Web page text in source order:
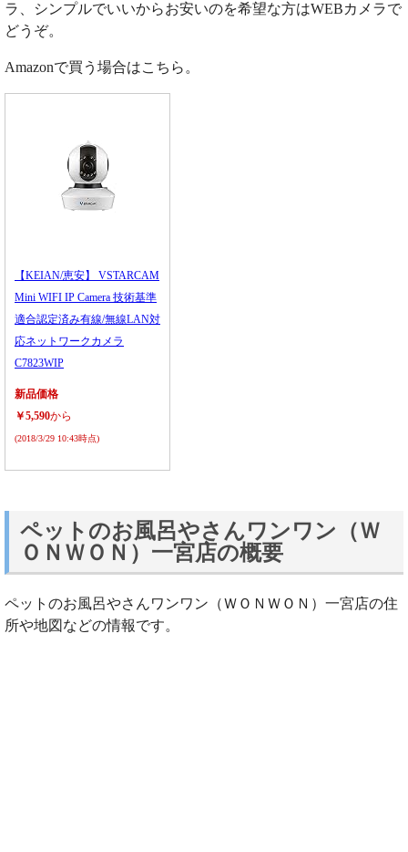
ラ、シンプルでいいからお安いのを希望な方はWEBカメラで
どうぞ。
Amazonで買う場合はこちら。
【KEIAN/恵安】 VSTARCAM
Mini WIFI IP Camera 技術基準
適合認定済み有線/無線LAN対
応ネットワークカメラ
C7823WIP
新品価格
￥5,590から
(2018/3/29 10:43時点)
ペットのお風呂やさんワンワン（Ｗ
ＯＮＷＯＮ）一宮店の概要
ペットのお風呂やさんワンワン（ＷＯＮＷＯＮ）一宮店の住
所や地図などの情報です。